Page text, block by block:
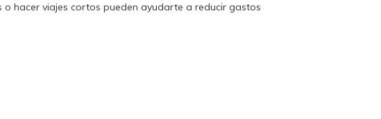
hacer viajes cortos pueden ayudarte a reducir gastos